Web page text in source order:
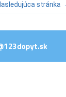
stránka